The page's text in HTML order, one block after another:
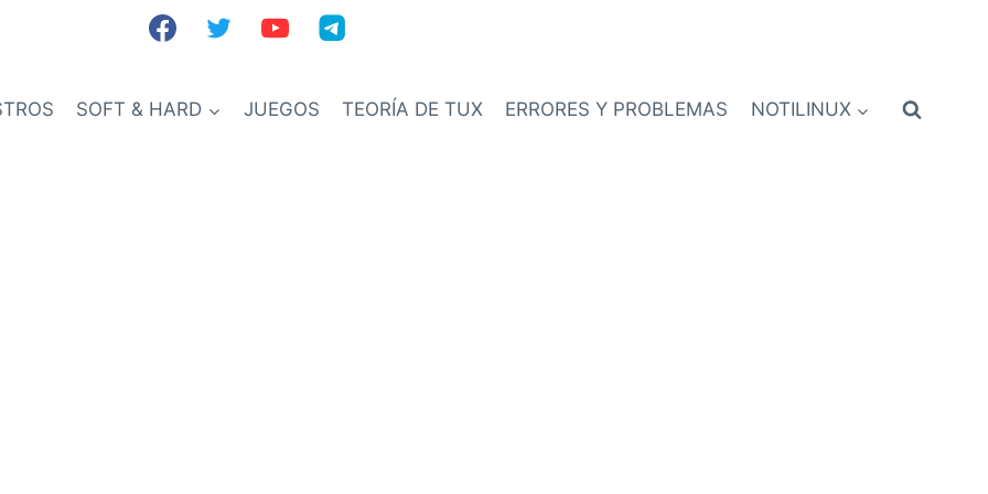
SOFT & HARD JUEGOS TEORÍA DE TUX ERRORES Y PROBLEMAS NOTILINUX